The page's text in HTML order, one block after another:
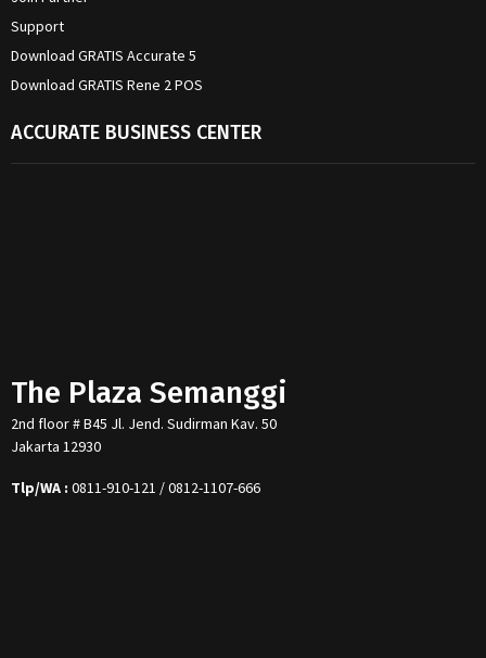
Support
Download GRATIS Accurate 5
Download GRATIS Rene 2 POS
ACCURATE BUSINESS CENTER
The Plaza Semanggi
2nd floor # B45 Jl. Jend. Sudirman Kav. 50
Jakarta 12930
Tlp/WA : 0811-910-121 / 0812-1107-666